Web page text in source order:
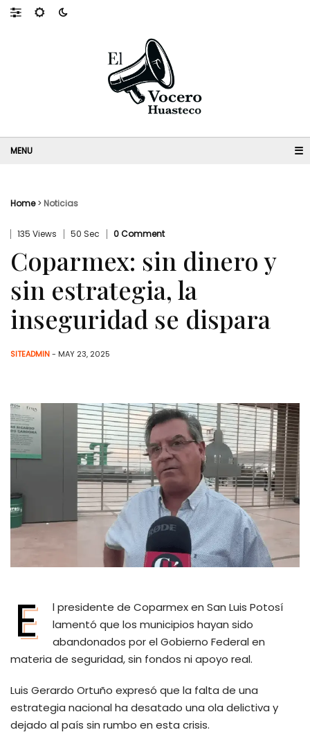
☰
Home> Noticias
135 Views 50 Sec 0 Comment
Coparmex: sin dinero y
sin estrategia, la
inseguridad se dispara
SITEADMIN- MAY 23, 2025
E
l presidente de Coparmex en San Luis Potosí
lamentó que los municipios hayan sido
abandonados por el Gobierno Federal en
materia de seguridad, sin fondos ni apoyo real.
Luis Gerardo Ortuño expresó que la falta de una
estrategia nacional ha desatado una ola delictiva y
dejado al país sin rumbo en esta crisis.